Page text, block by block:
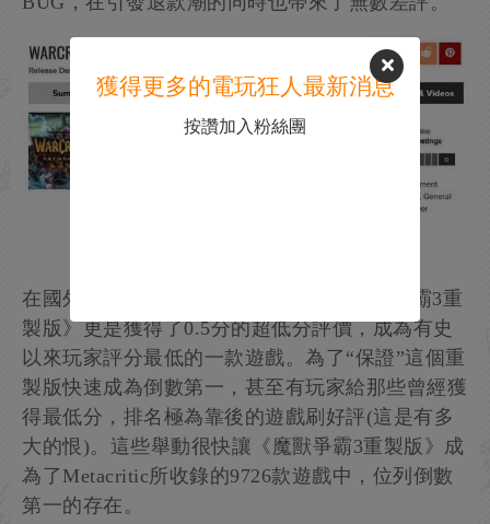
在國外著名評分網站Metacritic上，《魔獸爭霸3重
製版》更是獲得了0.5分的超低分評價，成為有史
以來玩家評分最低的一款遊戲。為了“保證”這個重
製版快速成為倒數第一，甚至有玩家給那些曾經獲
得最低分，排名極為靠後的遊戲刷好評(這是有多
大的恨)。這些舉動很快讓《魔獸爭霸3重製版》成
為了Metacritic所收錄的9726款遊戲中，位列倒數
第一的存在。
獲得更多的電玩狂人最新消息
按讚加入粉絲團